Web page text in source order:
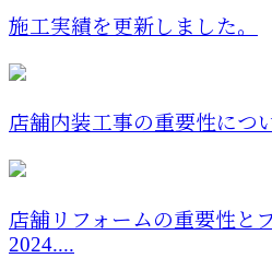
施工実績を更新しました。
店舗内装工事の重要性につ
店舗リフォームの重要性と
2024....